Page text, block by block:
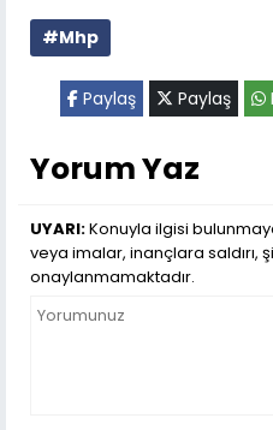
#Mhp
Paylaş Paylaş
Yorum Yaz
UYARI:Konuyla ilgisi
veya imalar, inançlara saldırı,
onaylanmamaktadır.